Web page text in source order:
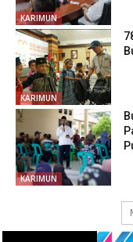
KARIMUN
KARIMUN
KARIMUN